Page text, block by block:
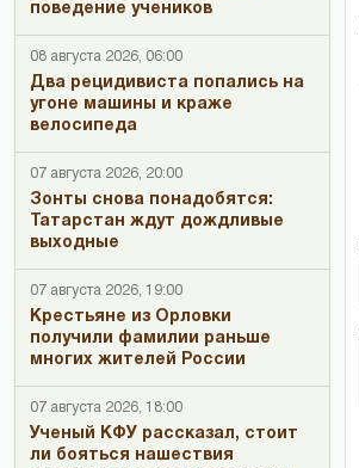
поведение учеников
08 августа 2026, 06:00
Два рецидивиста попались на
угоне машины и краже
велосипеда
07 августа 2026, 20:00
Зонты снова понадобятся:
Татарстан ждут дождливые
выходные
07 августа 2026, 19:00
Крестьяне из Орловки
получили фамилии раньше
многих жителей России
07 августа 2026, 18:00
Ученый КФУ рассказал, стоит
ли бояться нашествия